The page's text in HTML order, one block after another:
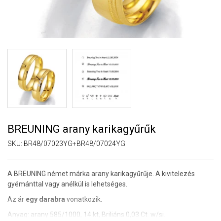
BREUNING arany karikagyűrűk
SKU: BR48/07023YG+BR48/07024YG
A BREUNING német márka arany karikagyűrűje. A kivitelezés
gyémánttal vagy anélkül is lehetséges.
Az ár egy darabra vonatkozik.
Anyag: arany 585/1000, 14 kt, Briliáns 0,03 Ct. w/si.